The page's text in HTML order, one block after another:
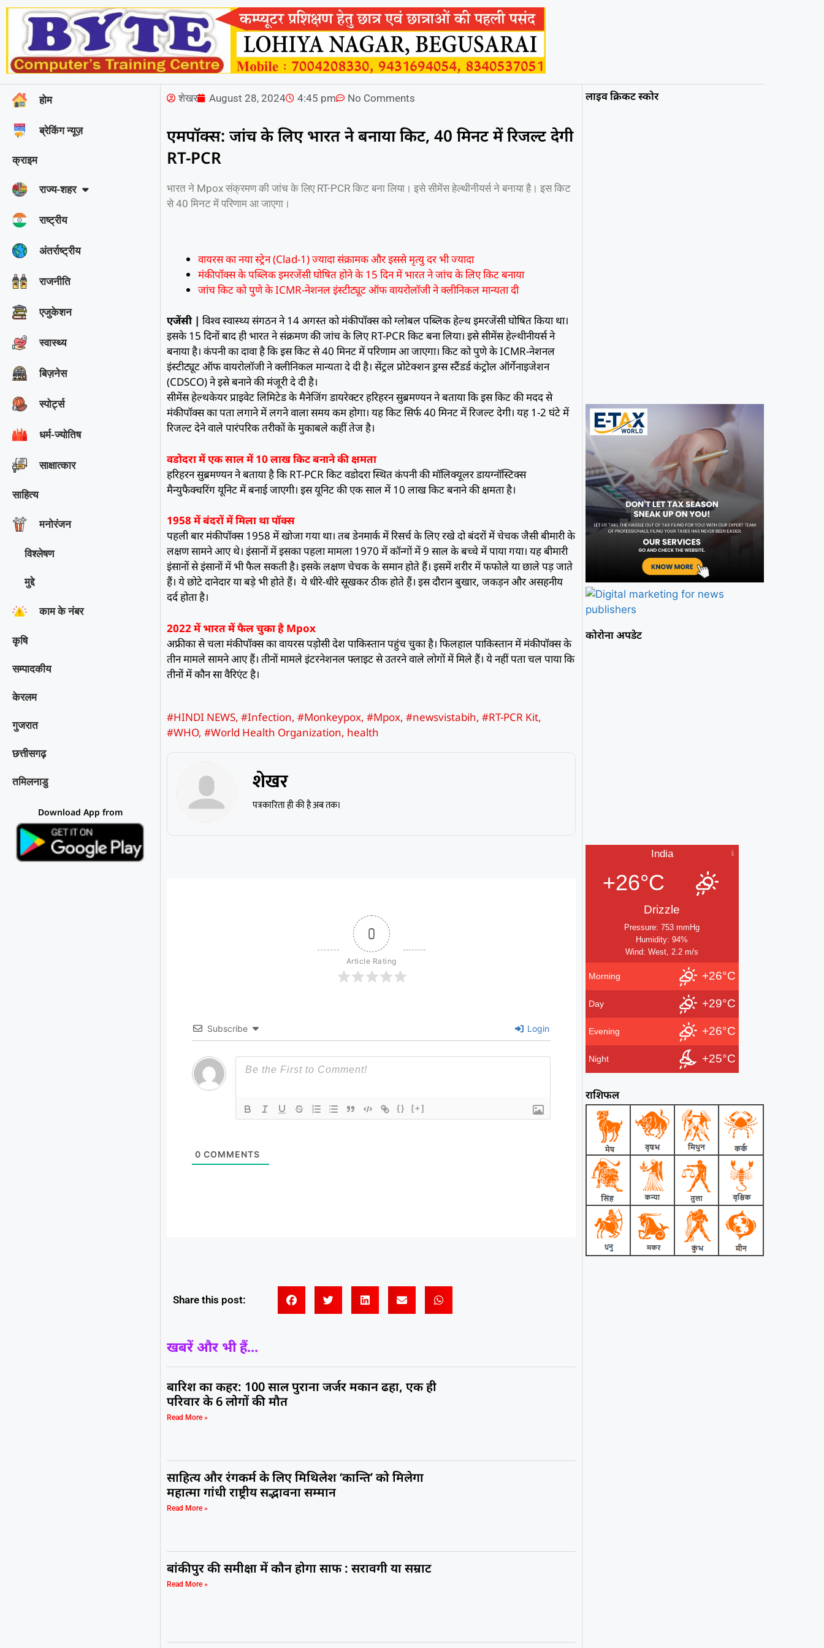
होम
ब्रेकिंग न्यूज़
क्राइम
राज्‍य-शहर
राष्ट्रीय
अंतर्राष्ट्रीय
राजनीति
एजुकेशन
स्वास्थ्य
बिज़नेस
स्पोर्ट्स
धर्म-ज्योतिष
साक्षात्‍कार
साहित्य
मनोरंजन
विश्‍लेषण
मुद्दे
काम के नंबर
कृषि
सम्पादकीय
केरलम
गुजरात
छत्तीसगढ़
तमिलनाडु
Download App from
शेखर August 28, 2024 4:45 pm No Comments
एमपॉक्स: जांच के लिए भारत ने बनाया किट, 40 मिनट में रिजल्ट देगी
RT-PCR
भारत ने Mpox संक्रमण की जांच के लिए RT-PCR किट बना लिया। इसे सीमेंस हेल्थीनीयर्स ने बनाया है। इस किट
से 40 मिनट में परिणाम आ जाएगा।
वायरस का नया स्ट्रेन (Clad-1) ज्यादा संक्रामक और इससे मृत्यु दर भी ज्यादा
मंकीपॉक्स के पब्लिक इमरजेंसी घोषित होने के 15 दिन में भारत ने जांच के लिए किट बनाया
जांच किट को पुणे के ICMR-नेशनल इंस्टीट्यूट ऑफ वायरोलॉजी ने क्लीनिकल मान्यता दी
एजेंसी | विश्व स्वास्थ्य संगठन ने 14 अगस्त को मंकीपॉक्स को ग्लोबल पब्लिक हेल्थ इमरजेंसी घोषित किया था।
इसके 15 दिनों बाद ही भारत ने संक्रमण की जांच के लिए RT-PCR किट बना लिया। इसे सीमेंस हेल्थीनीयर्स ने
बनाया है। कंपनी का दावा है कि इस किट से 40 मिनट में परिणाम आ जाएगा। किट को पुणे के ICMR-नेशनल
इंस्टीट्यूट ऑफ वायरोलॉजी ने क्लीनिकल मान्यता दे दी है। सेंट्रल प्रोटेक्शन ड्रग्स स्टैंडर्ड कंट्रोल ऑर्गेनाइजेशन
(CDSCO) ने इसे बनाने की मंजूरी दे दी है।
सीमेंस हेल्थकेयर प्राइवेट लिमिटेड के मैनेजिंग डायरेक्टर हरिहरन सुब्रमण्यन ने बताया कि इस किट की मदद से
मंकीपॉक्स का पता लगाने में लगने वाला समय कम होगा। यह किट सिर्फ 40 मिनट में रिजल्ट देगी। यह 1-2 घंटे में
रिजल्ट देने वाले पारंपरिक तरीकों के मुकाबले कहीं तेज है।
वडोदरा में एक साल में 10 लाख किट बनाने की क्षमता
हरिहरन सुब्रमण्यन ने बताया है कि RT-PCR किट वडोदरा स्थित कंपनी की मॉलिक्यूलर डायग्नॉस्टिक्स
मैन्युफैक्चरिंग यूनिट में बनाई जाएगी। इस यूनिट की एक साल में 10 लाख किट बनाने की क्षमता है।
1958 में बंदरों में मिला था पॉक्स
पहली बार मंकीपॉक्स 1958 में खोजा गया था। तब डेनमार्क में रिसर्च के लिए रखे दो बंदरों में चेचक जैसी बीमारी के
लक्षण सामने आए थे। इंसानों में इसका पहला मामला 1970 में कॉन्गों में 9 साल के बच्चे में पाया गया। यह बीमारी
इंसानों से इंसानों में भी फैल सकती है। इसके लक्षण चेचक के समान होते हैं। इसमें शरीर में फफोले या छाले पड़ जाते
हैं। ये छोटे दानेदार या बड़े भी होते हैं। ये धीरे-धीरे सूखकर ठीक होते हैं। इस दौरान बुखार, जकड़न और असहनीय
दर्द होता है।
2022 में भारत में फैल चुका है Mpox
अफ्रीका से चला मंकीपॉक्स का वायरस पड़ोसी देश पाकिस्तान पहुंच चुका है। फिलहाल पाकिस्तान में मंकीपॉक्स के
तीन मामले सामने आए हैं। तीनों मामले इंटरनेशनल फ्लाइट से उतरने वाले लोगों में मिले हैं। ये नहीं पता चल पाया कि
तीनों में कौन सा वैरिएंट है।
#HINDI NEWS,#Infection,#Monkeypox,#Mpox,#newsvistabih,#RT-PCR Kit,
#WHO,#World Health Organization, health
शेखर
पत्रकारिता ही की है अब तक।
0
Article Rating
Subscribe Login
{} [+]
0 COMMENTS
Share this post:
खबरें और भी हैं...
बारिश का कहर: 100 साल पुराना जर्जर मकान ढहा, एक ही
परिवार के 6 लोगों की मौत
Read More »
साहित्य और रंगकर्म के लिए मिथिलेश ‘कान्ति’ को मिलेगा
महात्मा गांधी राष्ट्रीय सद्भावना सम्मान
Read More »
बांकीपुर की समीक्षा में कौन होगा साफ : सरावगी या सम्राट
Read More »
लाइव क्रिकट स्कोर
कोरोना अपडेट
India
+26°C
Drizzle
Pressure: 753 mmHg
Humidity: 94%
Wind: West, 2.2 m/s
Morning +26°C
Day +29°C
Evening +26°C
Night +25°C
राशिफल